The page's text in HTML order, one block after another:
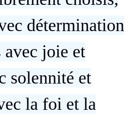
détermination
avec joie et
solennité et
la foi et la